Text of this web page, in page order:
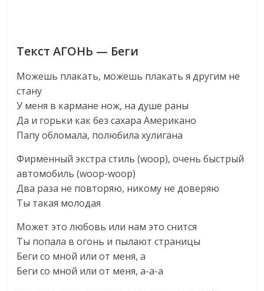
Текст АГОНЬ — Беги
Можешь плакать, можешь плакать я другим не
стану
У меня в кармане нож, на душе раны
Да и горьки как без сахара Американо
Папу обломала, полюбила хулигана
Фирменный экстра стиль (woop), очень быстрый
автомобиль (woop-woop)
Два раза не повторяю, никому не доверяю
Ты такая молодая
Может это любовь или нам это снится
Ты попала в огонь и пылают страницы
Беги со мной или от меня, а
Беги со мной или от меня, а-а-а